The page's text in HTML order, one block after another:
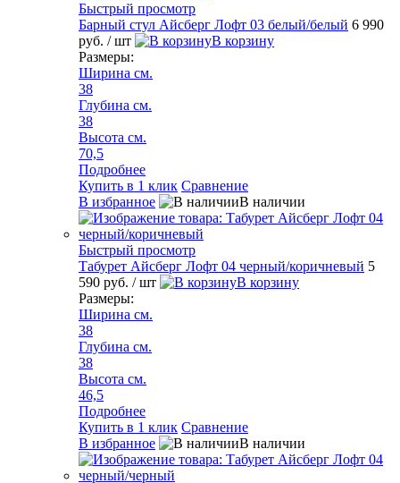
Быстрый просмотр
Барный стул Айсберг Лофт 03 белый/белый 6 990
руб. / шт
В корзину
Размеры:
Ширина см.
38
Глубина см.
38
Высота см.
70,5
Подробнее
Купить в 1 клик Сравнение
В избранное
В наличии
Быстрый просмотр
Табурет Айсберг Лофт 04 черный/коричневый 5
590 руб. / шт
В корзину
Размеры:
Ширина см.
38
Глубина см.
38
Высота см.
46,5
Подробнее
Купить в 1 клик Сравнение
В избранное
В наличии